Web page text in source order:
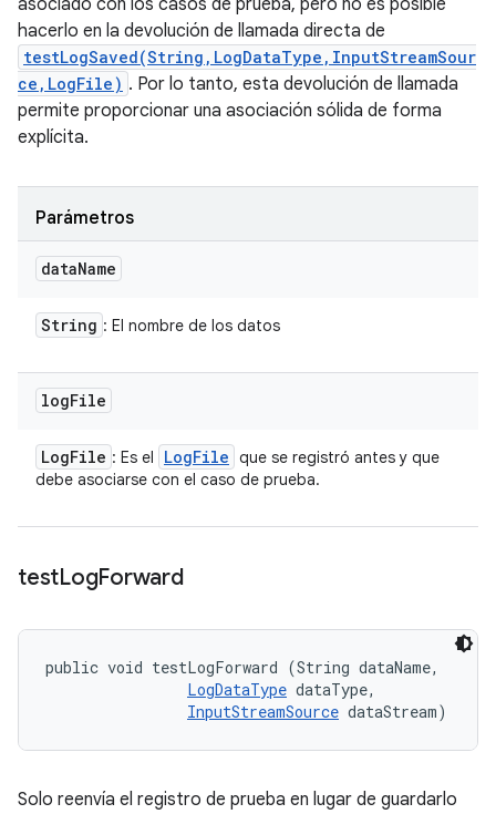
asociado con los casos de prueba, pero no es posible
hacerlo en la devolución de llamada directa de
testLogSaved(String,LogDataType,InputStreamSour
ce,LogFile) . Por lo tanto, esta devolución de llamada
permite proporcionar una asociación sólida de forma
explícita.
Parámetros
dataName
String : El nombre de los datos
logFile
LogFile : Es el LogFile que se registró antes y que
debe asociarse con el caso de prueba.
testLogForward
public void testLogForward (String dataName,
LogDataType dataType,
InputStreamSource dataStream)
Solo reenvía el registro de prueba en lugar de guardarlo